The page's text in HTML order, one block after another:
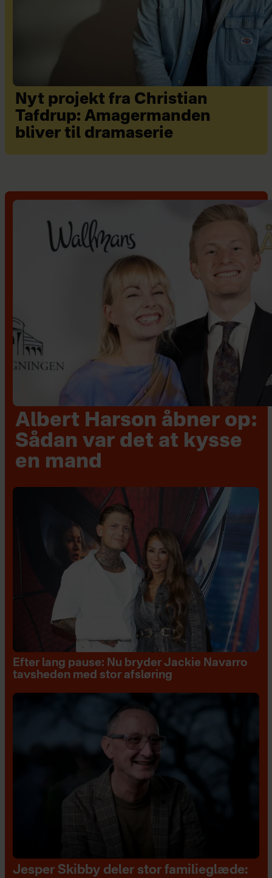
Nyt projekt fra Christian
Tafdrup: Amagermanden
bliver til dramaserie
Albert Harson åbner op:
Sådan var det at kysse
en mand
Efter lang pause: Nu bryder Jackie Navarro
tavsheden med stor afsløring
Jesper Skibby deler stor familieglæde: